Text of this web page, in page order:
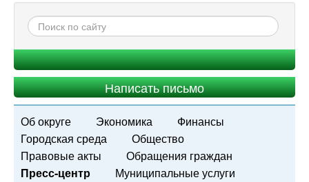
Написать письмо
Об округе Экономика
Финансы
Городская среда
Общество
Правовые акты
Обращения граждан
Пресс-центр
Муниципальные услуги